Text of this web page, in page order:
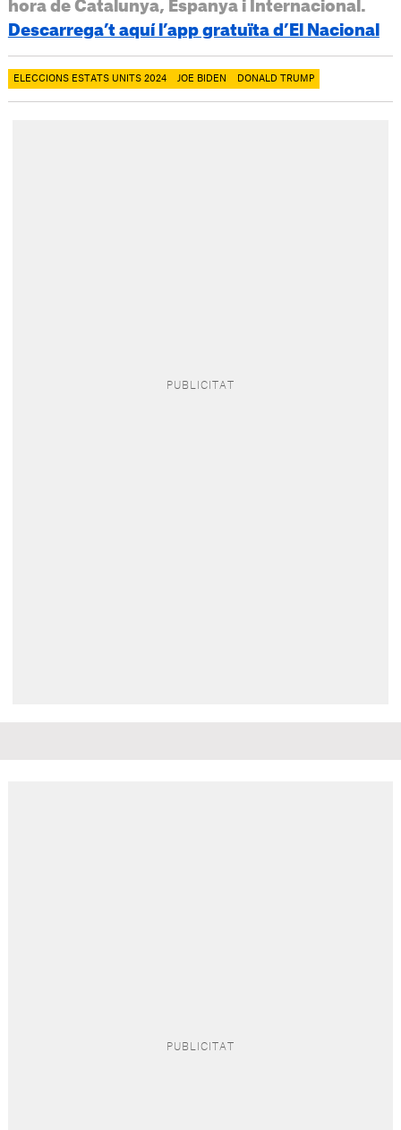
hora de Catalunya, Espanya i Internacional.
Descarrega’t aquí l’app gratuïta d’El Nacional
ELECCIONS ESTATS UNITS 2024 JOE BIDEN DONALD TRUMP